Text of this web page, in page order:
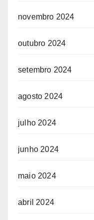
novembro 2024
outubro 2024
setembro 2024
agosto 2024
julho 2024
junho 2024
maio 2024
abril 2024